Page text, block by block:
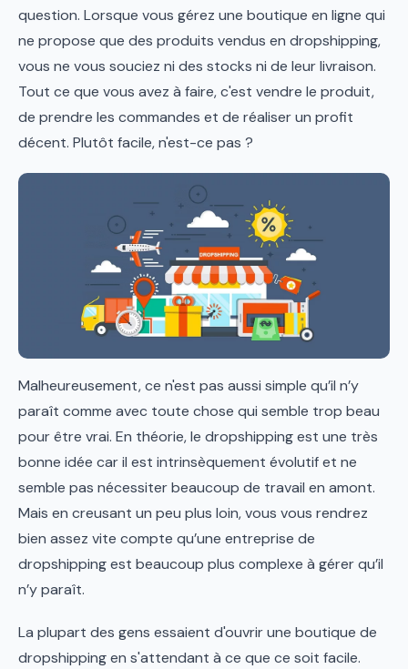
question. Lorsque vous gérez une boutique en ligne qui
ne propose que des produits vendus en dropshipping,
vous ne vous souciez ni des stocks ni de leur livraison.
Tout ce que vous avez à faire, c'est vendre le produit,
de prendre les commandes et de réaliser un profit
décent. Plutôt facile, n'est-ce pas ?
Malheureusement, ce n'est pas aussi simple qu’il n’y
paraît comme avec toute chose qui semble trop beau
pour être vrai. En théorie, le dropshipping est une très
bonne idée car il est intrinsèquement évolutif et ne
semble pas nécessiter beaucoup de travail en amont.
Mais en creusant un peu plus loin, vous vous rendrez
bien assez vite compte qu’une entreprise de
dropshipping est beaucoup plus complexe à gérer qu’il
n’y paraît.
La plupart des gens essaient d'ouvrir une boutique de
dropshipping en s'attendant à ce que ce soit facile.